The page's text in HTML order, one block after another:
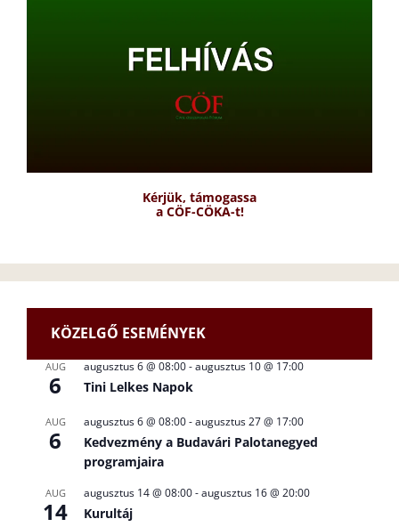
Kérjük, támogassa
a CÖF-CÖKA-t!
KÖZELGŐ ESEMÉNYEK
AUG
6
augusztus 6 @ 08:00-augusztus 10 @ 17:00
Tini Lelkes Napok
AUG
6
augusztus 6 @ 08:00-augusztus 27 @ 17:00
Kedvezmény a Budavári Palotanegyed
programjaira
AUG
14
augusztus 14 @ 08:00-augusztus 16 @ 20:00
Kurultáj